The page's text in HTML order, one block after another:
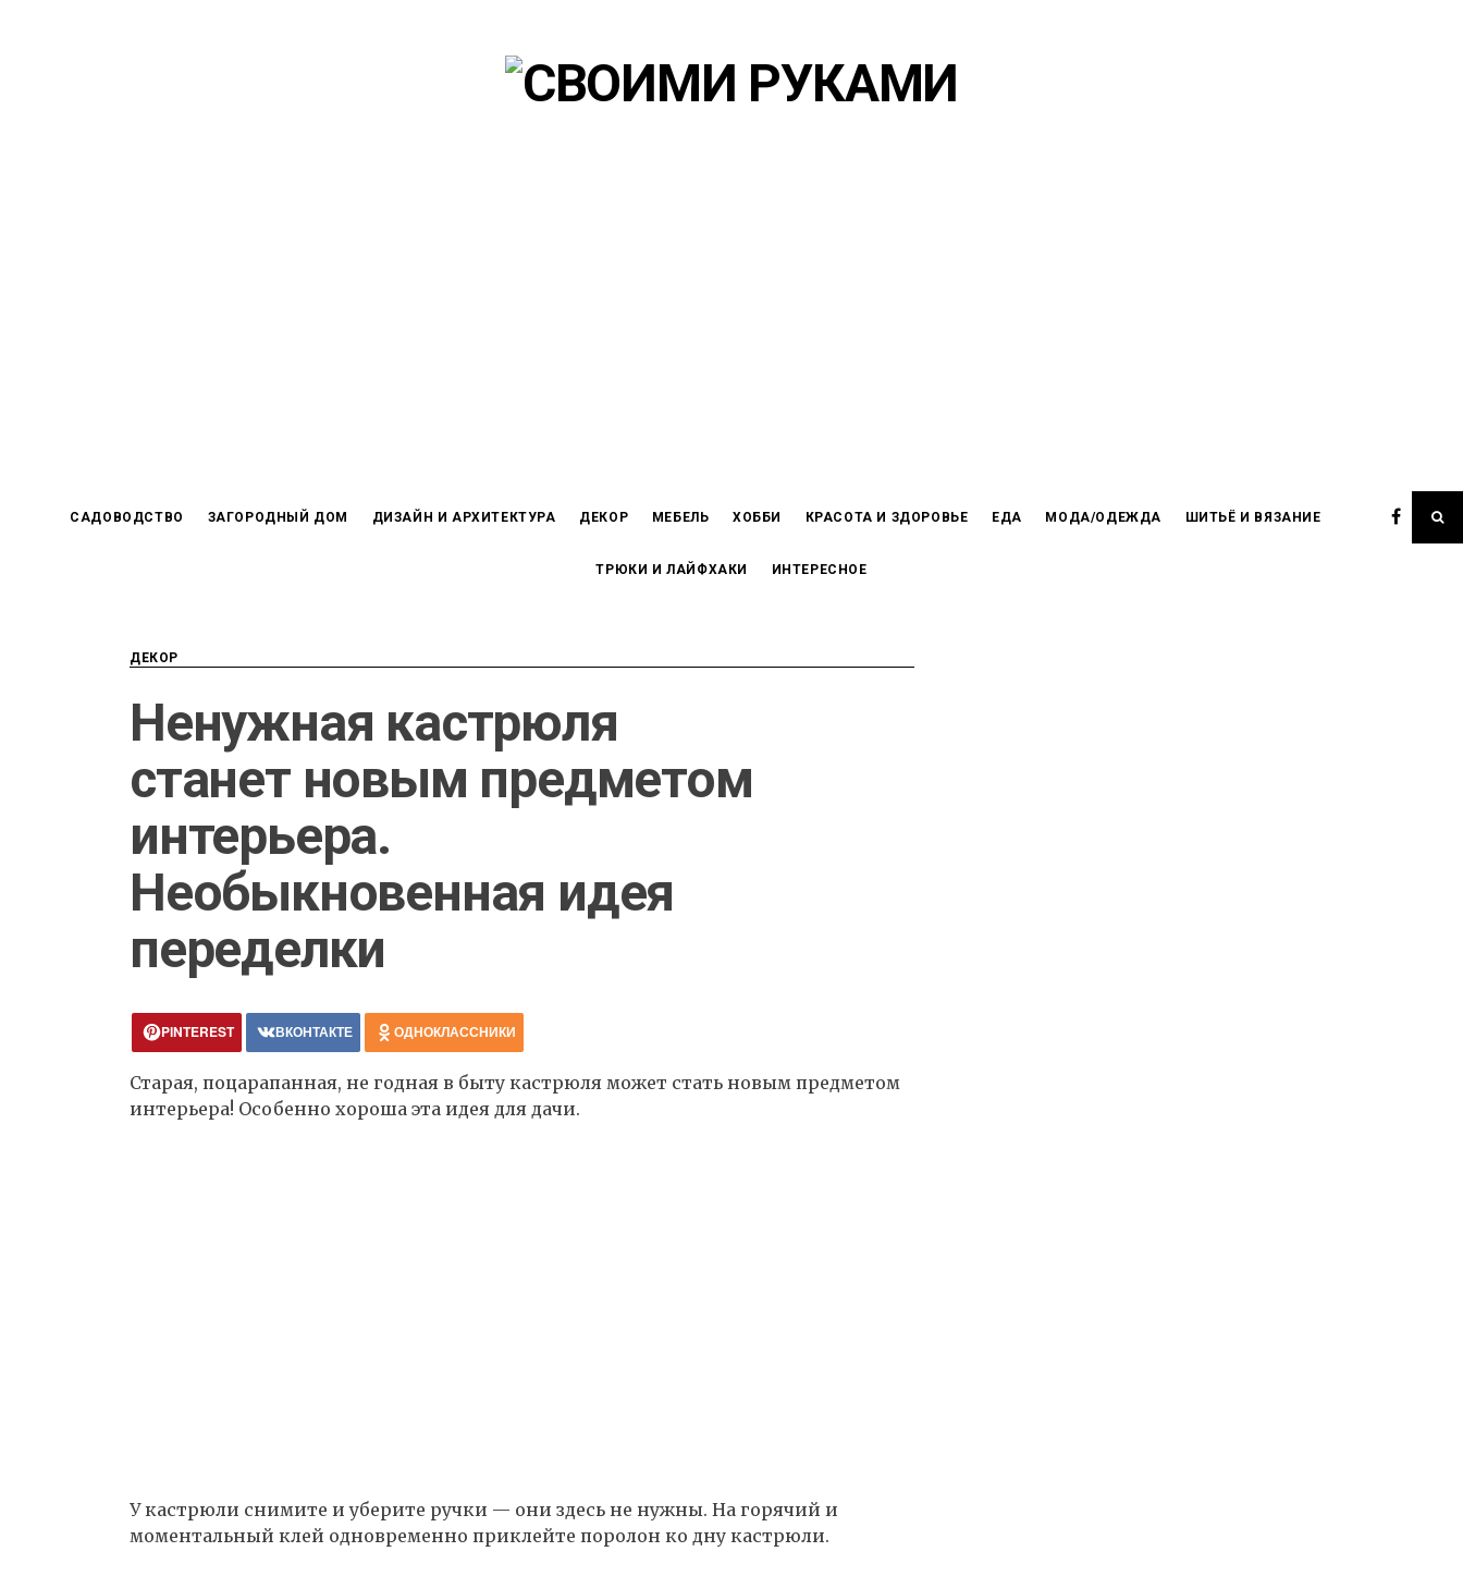
САДОВОДСТВО ЗАГОРОДНЫЙ ДОМ ДИЗАЙН И АРХИТЕКТУРА ДЕКОР МЕБЕЛЬ ХОББИ КРАСОТА И ЗДОРОВЬЕ ЕДА МОДА/ОДЕЖДА ШИТЬЁ И ВЯЗАНИЕ
ТРЮКИ И ЛАЙФХАКИ ИНТЕРЕСНОЕ
ДЕКОР
Ненужная кастрюля
станет новым предметом
интерьера.
Необыкновенная идея
переделки
PINTEREST ВКОНТАКТЕ ОДНОКЛАССНИКИ
Старая, поцарапанная, не годная в быту кастрюля может стать новым предметом
интерьера! Особенно хороша эта идея для дачи.
У кастрюли снимите и уберите ручки — они здесь не нужны. На горячий и
моментальный клей одновременно приклейте поролон ко дну кастрюли.